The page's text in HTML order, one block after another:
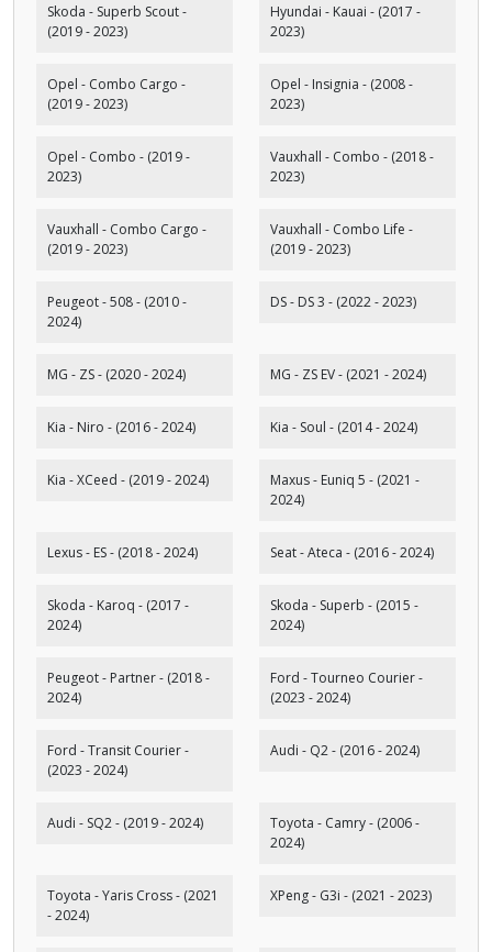
Skoda - Superb Scout -
(2019 - 2023)
Hyundai - Kauai - (2017 -
2023)
Opel - Combo Cargo -
(2019 - 2023)
Opel - Insignia - (2008 -
2023)
Opel - Combo - (2019 -
2023)
Vauxhall - Combo - (2018 -
2023)
Vauxhall - Combo Cargo -
(2019 - 2023)
Vauxhall - Combo Life -
(2019 - 2023)
Peugeot - 508 - (2010 -
2024)
DS - DS 3 - (2022 - 2023)
MG - ZS - (2020 - 2024) MG - ZS EV - (2021 - 2024)
Kia - Niro - (2016 - 2024) Kia - Soul - (2014 - 2024)
Kia - XCeed - (2019 - 2024)
Maxus - Euniq 5 - (2021 -
2024)
Lexus - ES - (2018 - 2024) Seat - Ateca - (2016 - 2024)
Skoda - Karoq - (2017 -
2024)
Skoda - Superb - (2015 -
2024)
Peugeot - Partner - (2018 -
2024)
Ford - Tourneo Courier -
(2023 - 2024)
Ford - Transit Courier -
(2023 - 2024)
Audi - Q2 - (2016 - 2024)
Audi - SQ2 - (2019 - 2024)
Toyota - Camry - (2006 -
2024)
Toyota - Yaris Cross - (2021
- 2024)
XPeng - G3i - (2021 - 2023)